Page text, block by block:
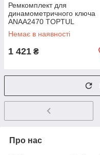
Ремкомплект для
динамометричного ключа
ANAA2470 TOPTUL
ALAD2470
Немає в наявності
1 421 ₴
Про нас